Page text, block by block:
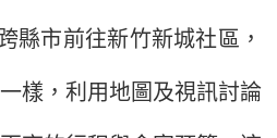
縣市前往新竹新城社區，
樣，利用地圖及視訊討論